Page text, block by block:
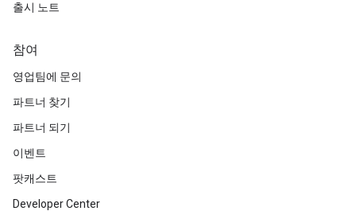
출시 노트
참여
영업팀에 문의
파트너 찾기
파트너 되기
이벤트
팟캐스트
Developer Center